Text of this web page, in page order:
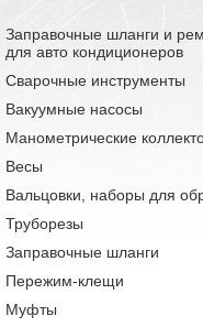
Заправочные шланги и
для авто кондиционеров
Сварочные инструменты
Вакуумные насосы
Манометрические
Весы
Вальцовки, наборы для
Труборезы
Заправочные шланги
Пережим-клещи
Муфты